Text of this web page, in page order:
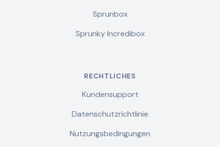
Sprunbox
Sprunky Incredibox
RECHTLICHES
Kundensupport
Datenschutzrichtlinie
Nutzungsbedingungen